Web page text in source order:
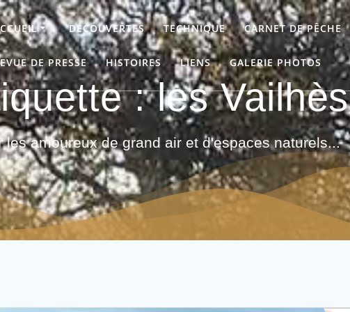
DÉCOUVERTES TECHNIQUE CARNET DE PÊCHE
DE PRESSE HISTOIRES LIENS GALERIE PHOTOS
:les Vailhès
les amoureux de grand air et d'espaces naturels...